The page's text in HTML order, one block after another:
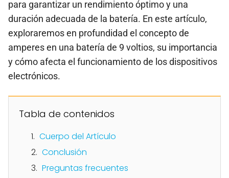
para garantizar un rendimiento óptimo y una
duración adecuada de la batería. En este artículo,
exploraremos en profundidad el concepto de
amperes en una batería de 9 voltios, su importancia
y cómo afecta el funcionamiento de los dispositivos
electrónicos.
Tabla de contenidos
Cuerpo del Artículo
Conclusión
Preguntas frecuentes